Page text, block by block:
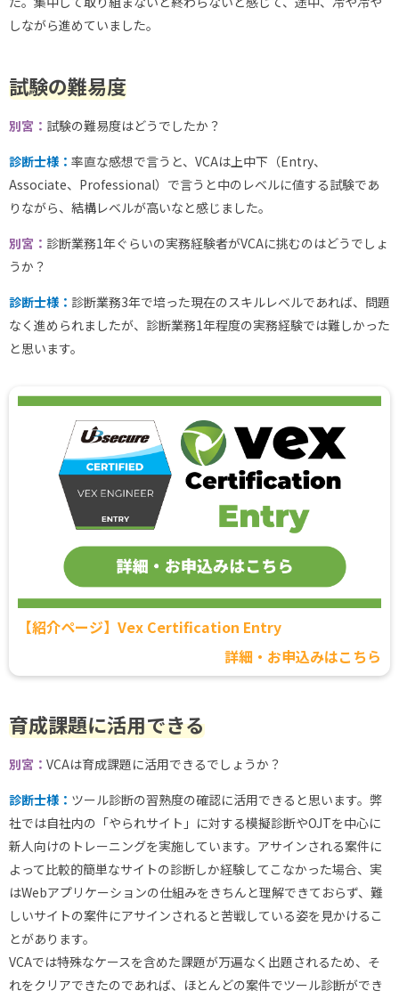
しながら進めていました。
試験の難易度
別宮： 試験の難易度はどうでしたか？
診断士様： 率直な感想で言うと、VCAは上中下（Entry、
Associate、Professional）で言うと中のレベルに値する試験であ
りながら、結構レベルが高いなと感じました。
別宮： 診断業務1年ぐらいの実務経験者がVCAに挑むのはどうでしょ
うか？
診断士様： 診断業務3年で培った現在のスキルレベルであれば、問題
なく進められましたが、診断業務1年程度の実務経験では難しかった
と思います。
【紹介ページ】Vex Certification Entry
詳細・お申込みはこちら
育成課題に活用できる
別宮： VCAは育成課題に活用できるでしょうか？
診断士様： ツール診断の習熟度の確認に活用できると思います。弊
社では自社内の「やられサイト」に対する模擬診断やOJTを中心に
新人向けのトレーニングを実施しています。アサインされる案件に
よって比較的簡単なサイトの診断しか経験してこなかった場合、実
はWebアプリケーションの仕組みをきちんと理解できておらず、難
しいサイトの案件にアサインされると苦戦している姿を見かけるこ
とがあります。
VCAでは特殊なケースを含めた課題が万遍なく出題されるため、そ
れをクリアできたのであれば、ほとんどの案件でツール診断ができ